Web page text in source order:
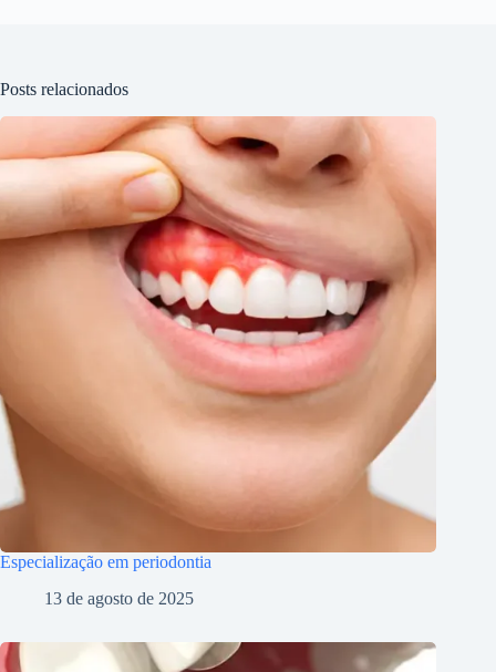
Posts relacionados
Especialização em periodontia
13 de agosto de 2025